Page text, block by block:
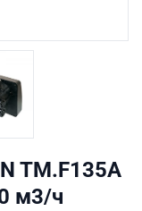
TM.F135A
м3/ч